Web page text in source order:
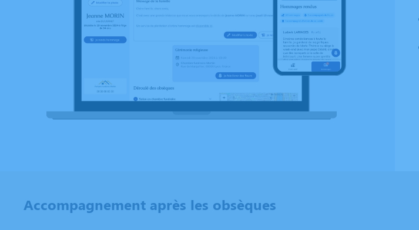
Accompagnement après les obsèques